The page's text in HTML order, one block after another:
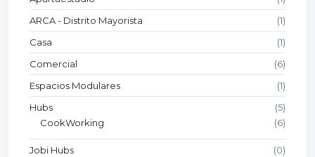
ARCA - Distrito Mayorista
(1)
Casa
(1)
Comercial
(6)
Espacios Modulares
(1)
Hubs
(5)
CookWorking
(6)
Jobi Hubs
(0)